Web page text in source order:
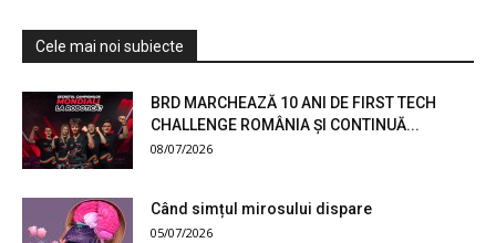
Cele mai noi subiecte
BRD MARCHEAZĂ 10 ANI DE FIRST TECH
CHALLENGE ROMÂNIA ȘI CONTINUĂ...
08/07/2026
Când simțul mirosului dispare
05/07/2026